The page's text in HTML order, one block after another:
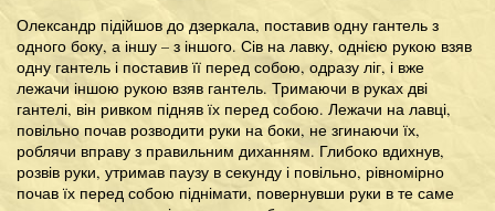
Олександр підійшов до дзеркала, поставив одну гантель з
одного боку, а іншу – з іншого. Сів на лавку, однією рукою взяв
одну гантель і поставив її перед собою, одразу ліг, і вже
лежачи іншою рукою взяв гантель. Тримаючи в руках дві
гантелі, він ривком підняв їх перед собою. Лежачи на лавці,
повільно почав розводити руки на боки, не згинаючи їх,
роблячи вправу з правильним диханням. Глибоко вдихнув,
розвів руки, утримав паузу в секунду і повільно, рівномірно
почав їх перед собою піднімати, повернувши руки в те саме